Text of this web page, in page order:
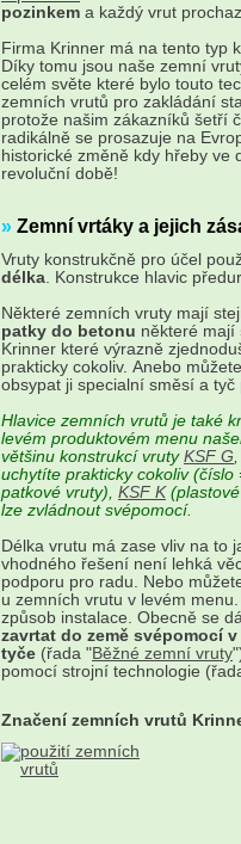
pozinkem a každý vrut
Firma Krinner má na tento typ
Díky tomu jsou naše zemní
celém světe které bylo touto
zemních vrutů pro zakládání
protože našim zákazníků šetří
radikálně se prosazuje na
historické změně kdy hřeby ve
revoluční době!
» Zemní vrtáky a jejich
Vruty konstrukčně pro účel
délka . Konstrukce hlavic
Některé zemních vruty mají
patky do betonu některé mají
Krinner které výrazně
prakticky cokoliv. Anebo
obsypat ji specialní směsí a
Hlavice zemních vrutů je také
levém produktovém menu
většinu konstrukcí vruty KSF G
uchytíte prakticky cokoliv
patkové vruty), KSF K(plastové
lze zvládnout svépomocí.
Délka vrutu má zase vliv na to
vhodného řešení není lehká
podporu pro radu. Nebo
u zemních vrutu v levém
způsob instalace. Obecně se
zavrtat do země svépomocí
tyče (řada "Běžné zemní vruty
pomocí strojní technologie
Značení zemních vrutů